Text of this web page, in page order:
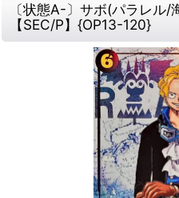
〔状態A-〕サボ(パラレル/
【SEC/P】{OP13-120}